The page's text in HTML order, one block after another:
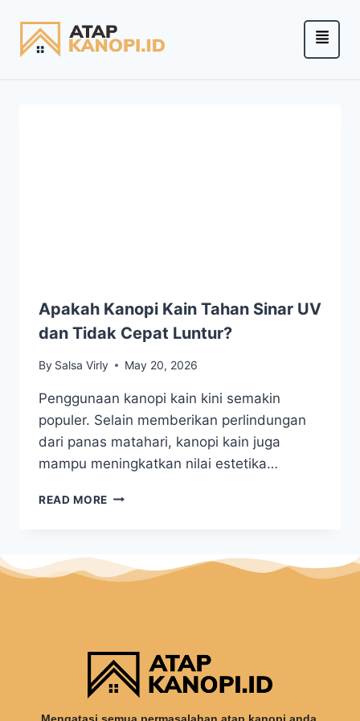
Apakah Kanopi Kain Tahan Sinar UV
dan Tidak Cepat Luntur?
By Salsa Virly May 20, 2026
Penggunaan kanopi kain kini semakin
populer. Selain memberikan perlindungan
dari panas matahari, kanopi kain juga
mampu meningkatkan nilai estetika…
READ MORE
Mengatasi semua permasalahan atap kanopi anda.